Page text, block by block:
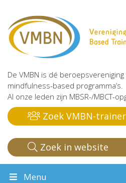
De VMBN is dé
mindfulness-based programma’s.
Al onze leden zijn MBSR-/MBCT-
Zoek VMBN-trainer
Zoek in website
Menu